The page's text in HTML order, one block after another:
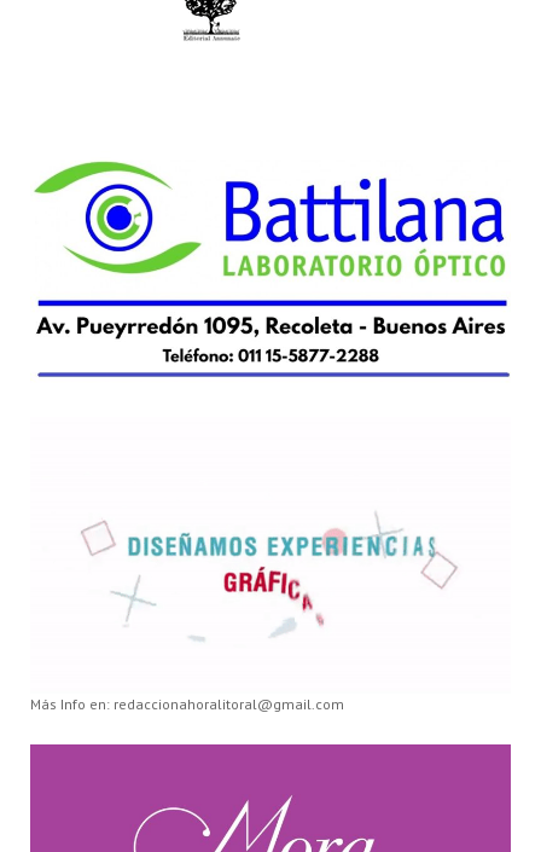
Más Info en: redaccionahoralitoral@gmail.com